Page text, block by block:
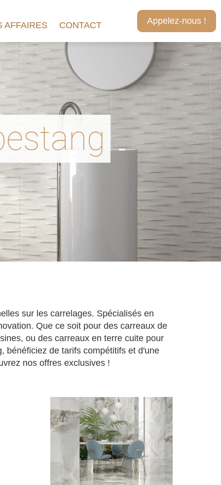
Appelez-nous !
AFFAIRES CONTACT
sur les carrelages. Spécialisés en
Que ce soit pour des carreaux de
ou des carreaux en terre cuite pour
bénéficiez de tarifs compétitifs et d'une
nos offres exclusives !